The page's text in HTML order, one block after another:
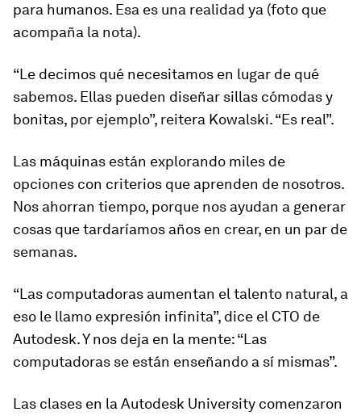
para humanos. Esa es una realidad ya (foto que
acompaña la nota).
“Le decimos qué necesitamos en lugar de qué
sabemos. Ellas pueden diseñar sillas cómodas y
bonitas, por ejemplo”, reitera Kowalski. “Es real”.
Las máquinas están explorando miles de
opciones con criterios que aprenden de nosotros.
Nos ahorran tiempo, porque nos ayudan a generar
cosas que tardaríamos años en crear, en un par de
semanas.
“Las computadoras aumentan el talento natural, a
eso le llamo expresión infinita”, dice el CTO de
Autodesk. Y nos deja en la mente: “Las
computadoras se están enseñando a sí mismas”.
Las clases en la Autodesk University comenzaron